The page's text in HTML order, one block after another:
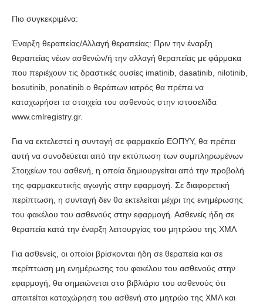
Πιο συγκεκριμένα:
Έναρξη θεραπείας/Αλλαγή θεραπείας: Πριν την έναρξη
θεραπείας νέων ασθενών/ή την αλλαγή θεραπείας με φάρμακα
που περιέχουν τις δραστικές ουσίες imatinib, dasatinib, nilotinib,
bosutinib, ponatinib ο θεράπων ιατρός θα πρέπει να
καταχωρήσει τα στοιχεία του ασθενούς στην ιστοσελίδα
www.cmlregistry.gr.
Για να εκτελεστεί η συνταγή σε φαρμακείο ΕΟΠΥΥ, θα πρέπει
αυτή να συνοδεύεται από την εκτύπωση των συμπληρωμένων
Στοιχείων του ασθενή, η οποία δημιουργείται από την προβολή
της φαρμακευτικής αγωγής στην εφαρμογή. Σε διαφορετική
περίπτωση, η συνταγή δεν θα εκτελείται μέχρι της ενημέρωσης
του φακέλου του ασθενούς στην εφαρμογή. Ασθενείς ήδη σε
θεραπεία κατά την έναρξη λειτουργίας του μητρώου της ΧΜΛ
Για ασθενείς, οι οποίοι βρίσκονται ήδη σε θεραπεία και σε
περίπτωση μη ενημέρωσης του φακέλου του ασθενούς στην
εφαρμογή, θα σημειώνεται στο βιβλιάριο του ασθενούς ότι
απαιτείται καταχώρηση του ασθενή στο μητρώο της ΧΜΛ και